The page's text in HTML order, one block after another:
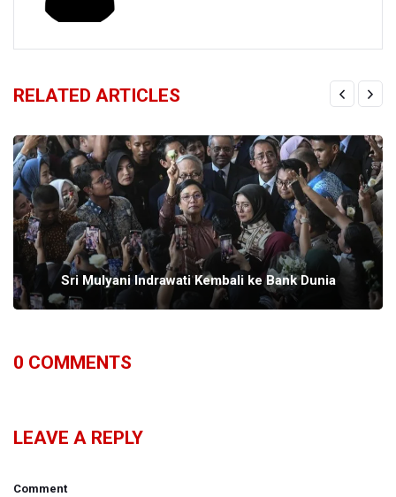
RELATED ARTICLES
Sri Mulyani Indrawati Kembali ke Bank Dunia
0 COMMENTS
LEAVE A REPLY
Comment